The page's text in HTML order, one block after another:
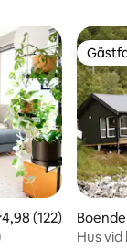
av 5 i
4,98 (122)
Boende
Hus